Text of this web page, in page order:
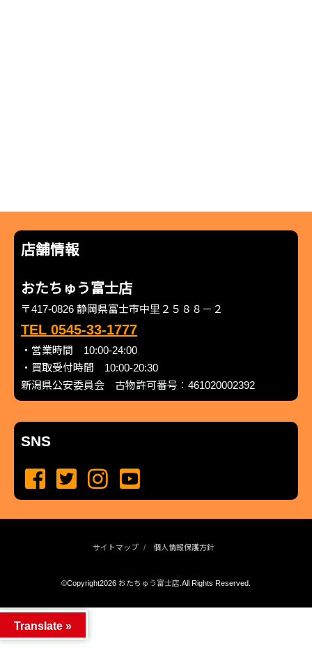
店舗情報
おたちゅう富士店
〒417-0826 静岡県富士市中里２５８８－２
TEL 0545-33-1777
・営業時間 10:00-24:00
・買取受付時間 10:00-20:30
新潟県公安委員会 古物許可番号：461020002392
SNS
サイトマップ 個人情報保護方針
©Copyright2026 おたちゅう富士店.All Rights Reserved.
Translate »